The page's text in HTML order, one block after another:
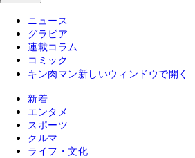
ニュース
グラビア
連載コラム
コミック
キン肉マン 新しいウィンドウで開く
新着
エンタメ
スポーツ
クルマ
ライフ・文化